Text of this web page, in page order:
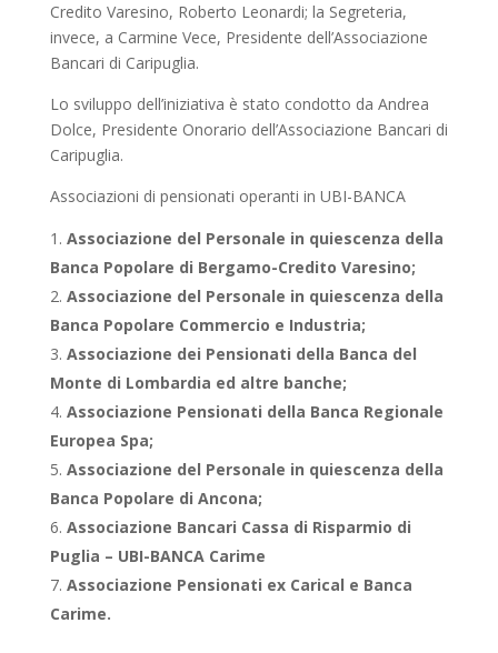
Credito Varesino, Roberto Leonardi; la Segreteria,
invece, a Carmine Vece, Presidente dell’Associazione
Bancari di Caripuglia.
Lo sviluppo dell’iniziativa è stato condotto da Andrea
Dolce, Presidente Onorario dell’Associazione Bancari di
Caripuglia.
Associazioni di pensionati operanti in UBI-BANCA
Associazione del Personale in quiescenza della
Banca Popolare di Bergamo-Credito Varesino;
Associazione del Personale in quiescenza della
Banca Popolare Commercio e Industria;
Associazione dei Pensionati della Banca del
Monte di Lombardia ed altre banche;
Associazione Pensionati della Banca Regionale
Europea Spa;
Associazione del Personale in quiescenza della
Banca Popolare di Ancona;
Associazione Bancari Cassa di Risparmio di
Puglia – UBI-BANCA Carime
Associazione Pensionati ex Carical e Banca
Carime.